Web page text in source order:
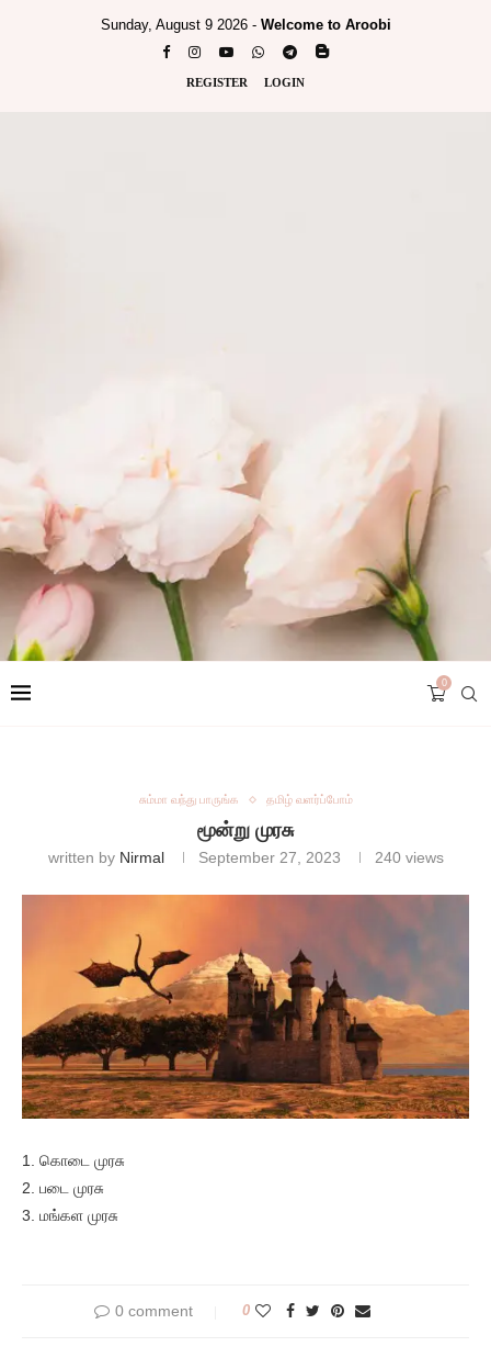
Sunday, August 9 2026 - Welcome to Aroobi
REGISTER LOGIN
0
சும்மா வந்து பாருங்க தமிழ் வளர்ப்போம்
மூன்று முரசு
written by Nirmal September 27, 2023 240views
1. கொடை முரசு
2. படை முரசு
3. மங்கள முரசு
0 comment 0